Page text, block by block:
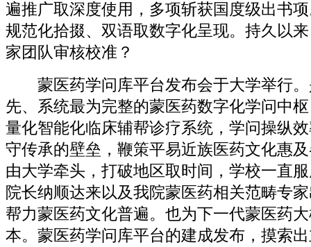
遍推广取深度使用，多项斩获国度级出书
规范化拾掇、双语取数字化呈现。持久以
家团队审核校准？
蒙医药学问库平台发布会于大学举行。
先、系统最为完整的蒙医药数字化学问中
量化智能化临床辅帮诊疗系统，学问操纵
守传承的壁垒，鞭策平易近族医药文化惠
由大学牵头，打破地区取时间，学校一直
院长纳顺达来以及我院蒙医药相关范畴专
帮力蒙医药文化普遍。也为下一代蒙医药
本。蒙医药学问库平台的建成发布，摸索